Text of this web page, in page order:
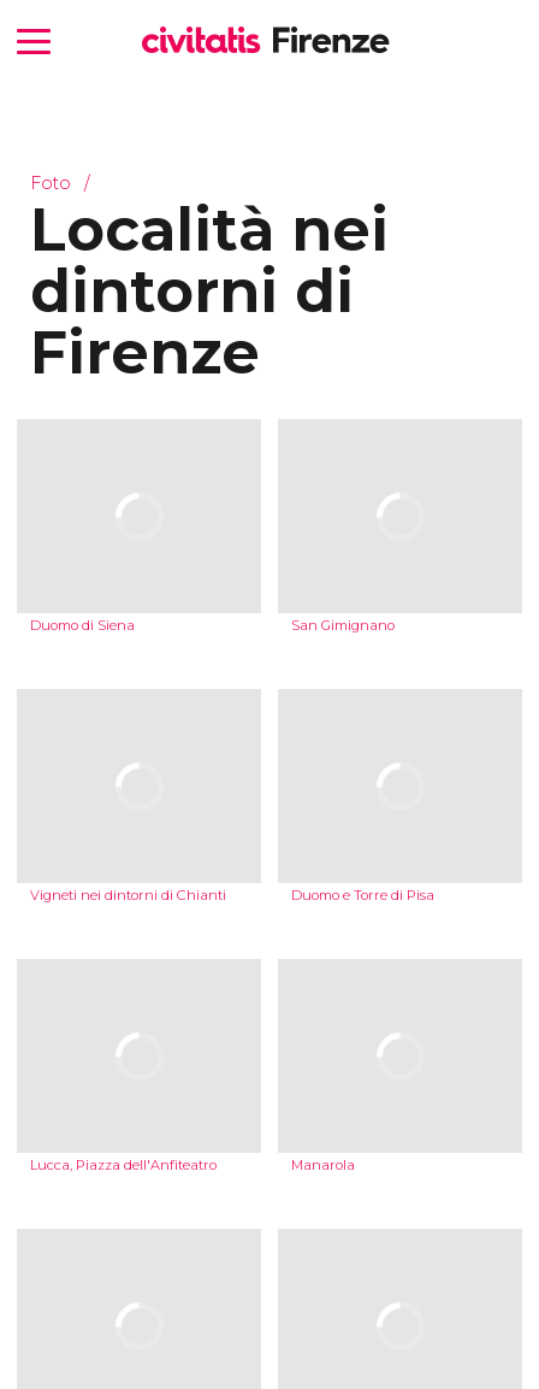
Foto
Località nei
dintorni di
Firenze
Duomo di Siena San Gimignano
Vigneti nei dintorni di Chianti Duomo e Torre di Pisa
Lucca, Piazza dell'Anfiteatro Manarola